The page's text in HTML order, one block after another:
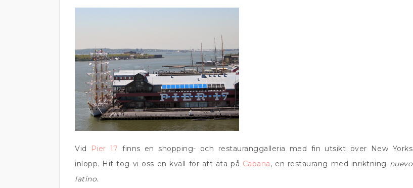
Vid Pier 17 finns en shopping- och restauranggalleria med fin utsikt över New Yorks
inlopp. Hit tog vi oss en kväll för att äta på Cabana, en restaurang med inriktning nuevo
latino.